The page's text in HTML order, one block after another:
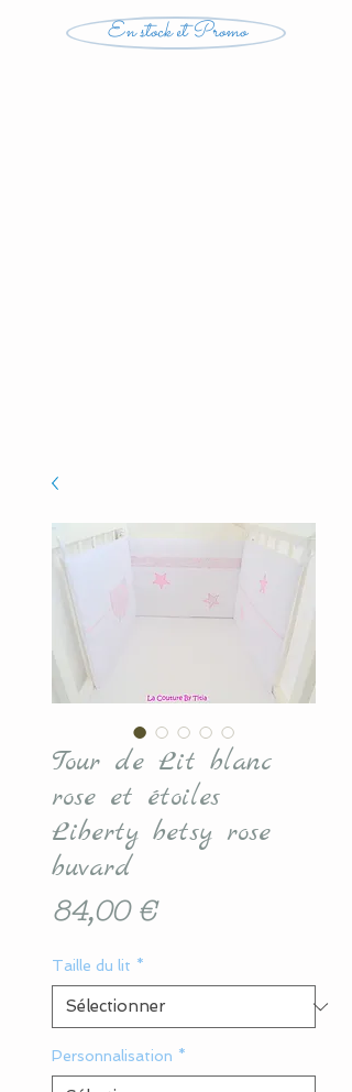
En stock et Promo
Tour de Lit blanc
rose et étoiles
Liberty betsy rose
buvard
84,00 €Prix
Taille du lit *
Personnalisation *